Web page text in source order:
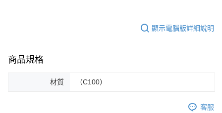
顯示電腦版詳細說明
商品規格
材質 （C100）
客服